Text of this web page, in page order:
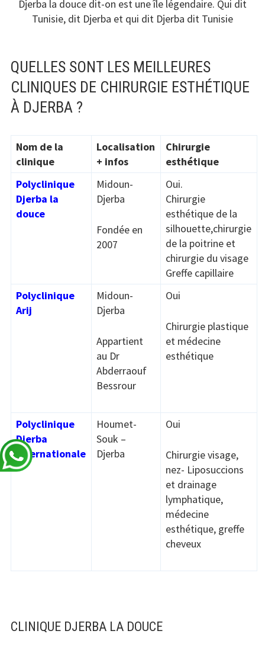
Djerba la douce dit-on est une île légendaire. Qui dit
Tunisie, dit Djerba et qui dit Djerba dit Tunisie
QUELLES SONT LES MEILLEURES
CLINIQUES DE CHIRURGIE ESTHÉTIQUE
À DJERBA ?
Nom de la
clinique
Localisation
+ infos
Chirurgie
esthétique
Polyclinique
Djerba la
douce
Midoun-
Djerba
Fondée en
2007
Oui.
Chirurgie
esthétique de la
silhouette,chirurgie
de la poitrine et
chirurgie du visage
Greffe capillaire
Polyclinique
Arij
Midoun-
Djerba
Appartient
au Dr
Abderraouf
Bessrour
Oui
Chirurgie plastique
et médecine
esthétique
Polyclinique
Djerba
Internationale
Houmet-
Souk –
Djerba
Oui
Chirurgie visage,
nez- Liposuccions
et drainage
lymphatique,
médecine
esthétique, greffe
cheveux
CLINIQUE DJERBA LA DOUCE